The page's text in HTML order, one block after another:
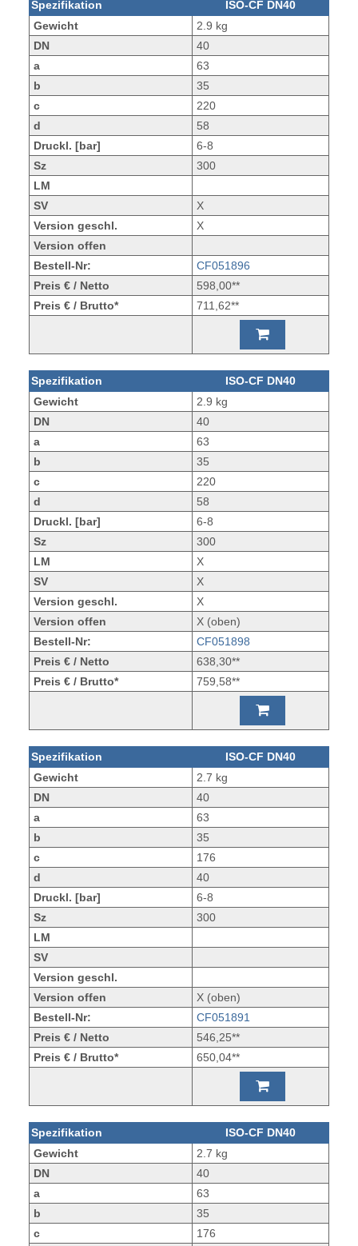
Spezifikation
ISO-CF DN40
Gewicht
2.9 kg
DN
40
a
63
b
35
c
220
d
58
Druckl. [bar]
6-8
Sz
300
LM
SV
X
Version geschl.
X
Version offen
Bestell-Nr:
CF051896
Preis € / Netto
598,00**
Preis € / Brutto*
711,62**
Spezifikation
ISO-CF DN40
Gewicht
2.9 kg
DN
40
a
63
b
35
c
220
d
58
Druckl. [bar]
6-8
Sz
300
LM
X
SV
X
Version geschl.
X
Version offen
X (oben)
Bestell-Nr:
CF051898
Preis € / Netto
638,30**
Preis € / Brutto*
759,58**
Spezifikation
ISO-CF DN40
Gewicht
2.7 kg
DN
40
a
63
b
35
c
176
d
40
Druckl. [bar]
6-8
Sz
300
LM
SV
Version geschl.
Version offen
X (oben)
Bestell-Nr:
CF051891
Preis € / Netto
546,25**
Preis € / Brutto*
650,04**
Spezifikation
ISO-CF DN40
Gewicht
2.7 kg
DN
40
a
63
b
35
c
176